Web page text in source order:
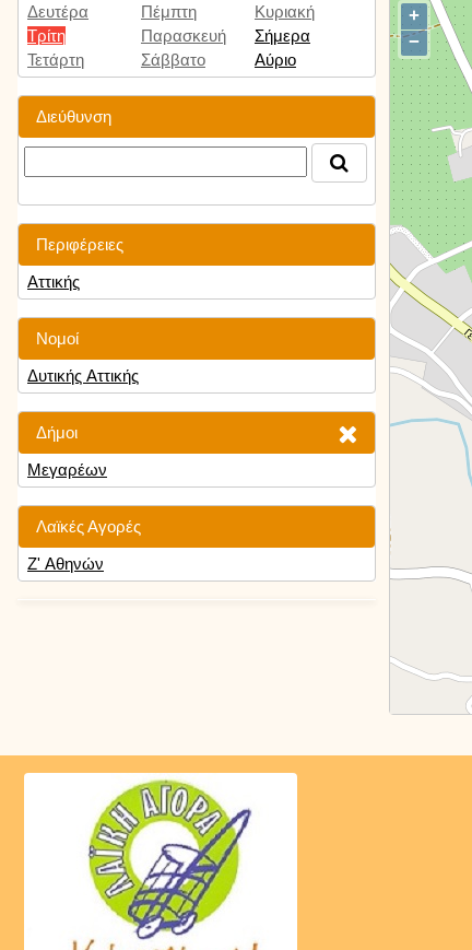
Δευτέρα
Τρίτη
Τετάρτη
Πέμπτη
Παρασκευή
Σάββατο
Κυριακή
Σήμερα
Αύριο
Διεύθυνση
Περιφέρειες
Αττικής
Νομοί
Δυτικής Αττικής
Δήμοι
Μεγαρέων
Λαϊκές Αγορές
Ζ' Αθηνών
+
−